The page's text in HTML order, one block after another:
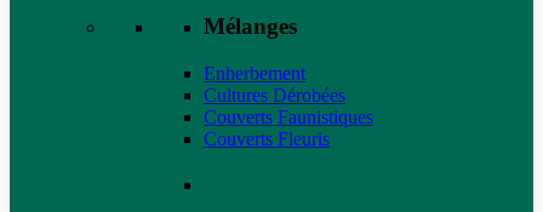
Mélanges
Enherbement
Cultures Dérobées
Couverts Faunistiques
Couverts Fleuris